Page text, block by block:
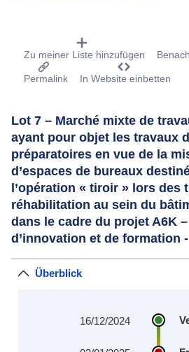
Procurement Detail
Zu meiner Liste hinzufügen
Permalink In Website einbetten
Lot 7 – Marché mixte de
ayant pour objet les travaux
préparatoires en vue de la
d’espaces de bureaux
l’opération « tiroir » lors des
réhabilitation au sein du
dans le cadre du projet A6K
d’innovation et de formation
Überblick
16/12/2024